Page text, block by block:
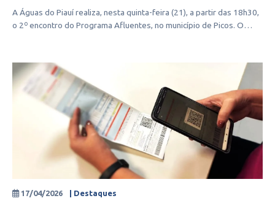
A Águas do Piauí realiza, nesta quinta-feira (21), a partir das 18h30,
o 2º encontro do Programa Afluentes, no município de Picos. O
17/04/2026 | Destaques